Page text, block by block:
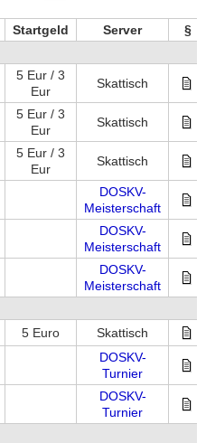
Startgeld Server
§
5 Eur / 3
Eur
Skattisch
5 Eur / 3
Eur
Skattisch
5 Eur / 3
Eur
Skattisch
DOSKV-
Meisterschaft
DOSKV-
Meisterschaft
DOSKV-
Meisterschaft
5 Euro Skattisch
DOSKV-
Turnier
DOSKV-
Turnier